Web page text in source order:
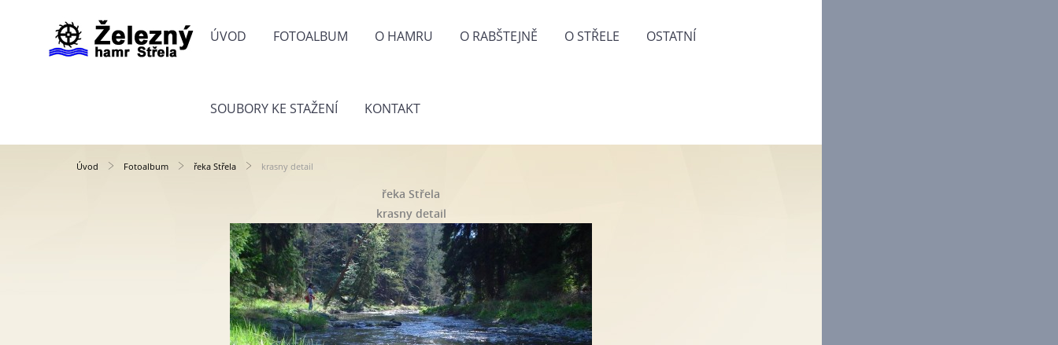
ÚVOD FOTOALBUM O HAMRU O RABŠTEJNĚ O STŘELE OSTATNÍ
SOUBORY KE STAŽENÍ KONTAKT
Úvod Fotoalbum řeka Střela krasny detail
řeka Střela
krasny detail